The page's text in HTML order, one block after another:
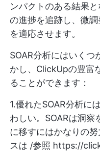
ンパクトのある結果
の進捗を追跡し、微
を適応させます。
SOAR分析にはいくつ
かし、ClickUpの豊富
ることができます：
1.優れたSOAR分析に
わしい。SOARは洞察
に移すにはかなりの
スは /参照 https://